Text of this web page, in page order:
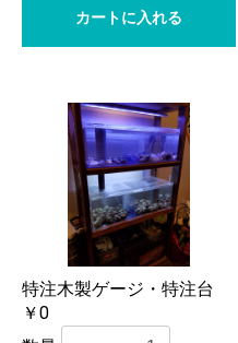
カートに入れる
特注木製ゲージ・特注台
￥0